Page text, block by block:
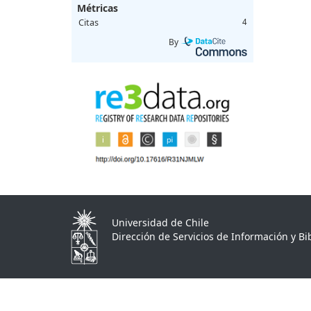
Métricas
Citas 4
By
Universidad de Chile
Dirección de Servicios de Información y